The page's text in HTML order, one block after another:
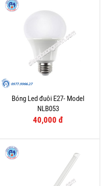
Bóng Led đuôi E27- Model
NLB053
40,000 đ